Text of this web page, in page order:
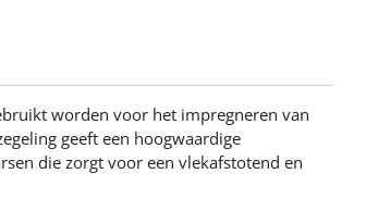
worden voor het impregneren van
geeft een hoogwaardige
die zorgt voor een vlekafstotend en